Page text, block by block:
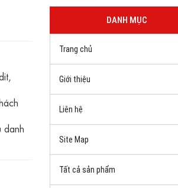
danh
DANH MỤC
Trang chủ
Giới thiệu
Liên hệ
Site Map
Tất cả sản phẩm